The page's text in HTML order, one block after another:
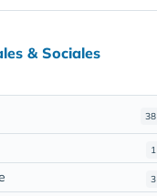
& Sociales
38
1
3